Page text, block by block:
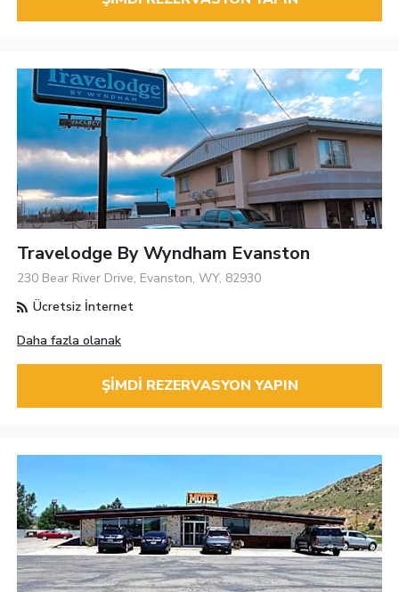
Travelodge By Wyndham Evanston
230 Bear River Drive, Evanston, WY, 82930
Ücretsiz İnternet
Daha fazla olanak
ŞIMDI REZERVASYON YAPIN